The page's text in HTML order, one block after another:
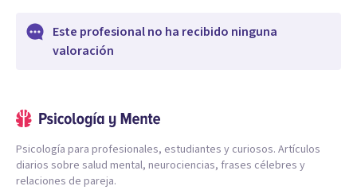
Este profesional no ha recibido ninguna
valoración
Psicología para profesionales, estudiantes y curiosos. Artículos
diarios sobre salud mental, neurociencias, frases célebres y
relaciones de pareja.